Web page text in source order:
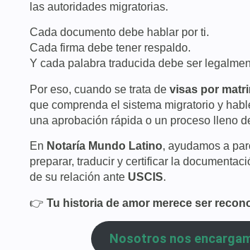
las autoridades migratorias.
Cada documento debe hablar por ti.
Cada firma debe tener respaldo.
Y cada palabra traducida debe ser
Por eso, cuando se trata de visas por
que comprenda el sistema migratorio y
una aprobación rápida o un proceso lleno
En Notaría Mundo Latino, ayudamos a
preparar, traducir y certificar la
de su relación ante USCIS.
👉 Tu historia de amor merece ser
Nosotros nos